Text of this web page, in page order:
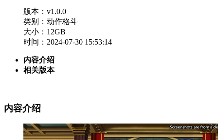
版本：v1.0.0
类别：动作格斗
大小：12GB
时间：2024-07-30 15:53:14
内容介绍
相关版本
内容介绍